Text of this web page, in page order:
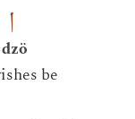
be